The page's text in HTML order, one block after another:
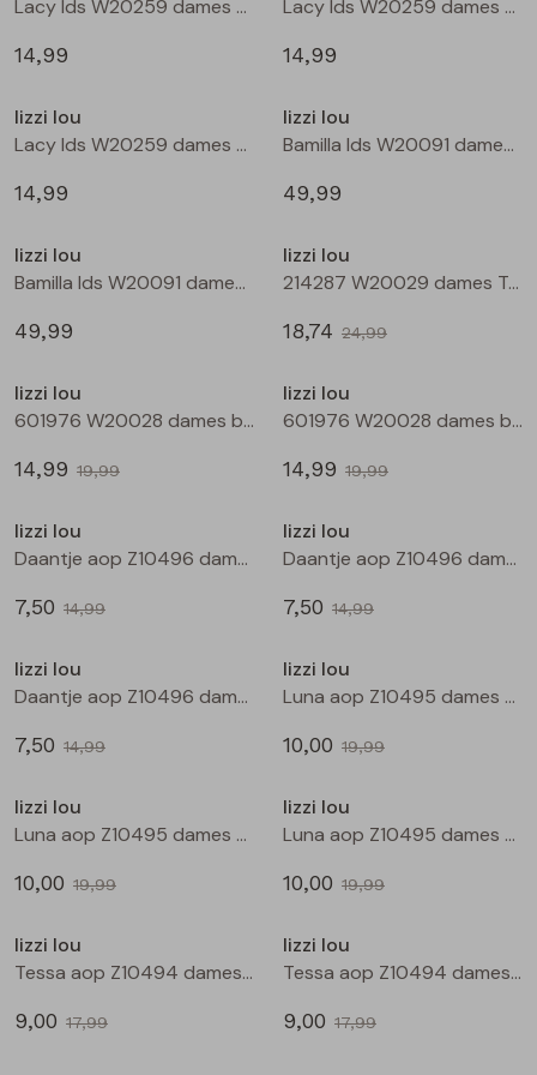
Blouses lange mouw
Sweatshirts
Pullover
Vesten
Gilet spencers
Jackjes
Blazers
Buitenjack
Bermuda's
Piraat broeken
Lange broeken
Rokken
Bermuda's
Lange broek
Jackjes
Jassen
Bermudas
Lange broeken
Leggings
Rokken
Lange broeken
Lange broeken
Leggings
Rokken
Sweatshirts
T-shirts lange mouw
Tops
Vesten
Lacy lds W20259 dames T-shirt lm Bruin donker
14,99
Lacy lds W20259 dames T-shirt lm Wijnrood
14,99
lizzi lou
Lacy lds W20259 dames T-shirt lm Zwart
14,99
lizzi lou
Bamilla lds W20091 dames denim jack Kit
49,99
lizzi lou
Bamilla lds W20091 dames denim jack Bruin
49,99
lizzi lou
214287 W20029 dames T-shirt km Wijnrood
18,74 24,99
lizzi lou
601976 W20028 dames bermuda Wijnrood
14,99 19,99
lizzi lou
601976 W20028 dames bermuda Marine
14,99 19,99
lizzi lou
Daantje aop Z10496 dames T-shirt km Zwart
7,50 14,99
lizzi lou
Daantje aop Z10496 dames T-shirt km Kit
7,50 14,99
lizzi lou
Daantje aop Z10496 dames T-shirt km Marine
7,50 14,99
lizzi lou
Luna aop Z10495 dames bloese km Zwart
10,00 19,99
lizzi lou
Luna aop Z10495 dames bloese km Kit
10,00 19,99
lizzi lou
Luna aop Z10495 dames bloese km Marine
10,00 19,99
lizzi lou
Tessa aop Z10494 dames bermuda Zwart
9,00 17,99
lizzi lou
Tessa aop Z10494 dames bermuda Marine
9,00 17,99